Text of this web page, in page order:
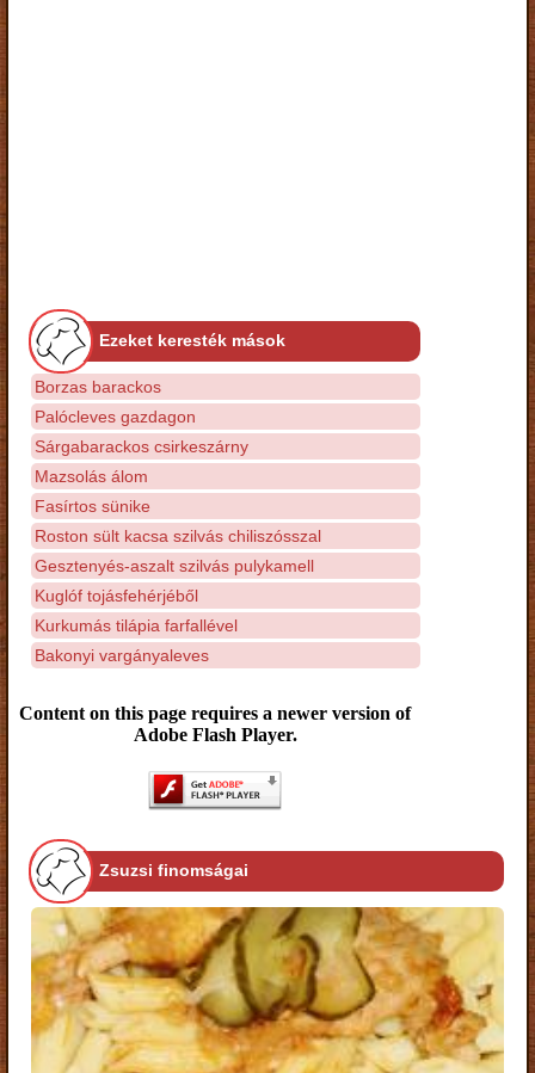
Ezeket keresték mások
Borzas barackos
Palócleves gazdagon
Sárgabarackos csirkeszárny
Mazsolás álom
Fasírtos sünike
Roston sült kacsa szilvás chiliszósszal
Gesztenyés-aszalt szilvás pulykamell
Kuglóf tojásfehérjéből
Kurkumás tilápia farfallével
Bakonyi vargányaleves
Content on this page requires a newer version of
Adobe Flash Player.
Zsuzsi finomságai